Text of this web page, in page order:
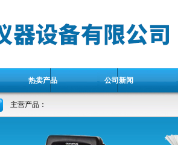
热卖产品 公司新闻
主营产品：